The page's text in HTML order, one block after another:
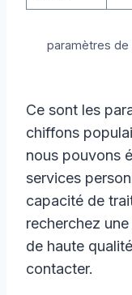
paramètres
Ce sont les
chiffons
nous pouvons
services
capacité de
recherchez
de haute
contacter.